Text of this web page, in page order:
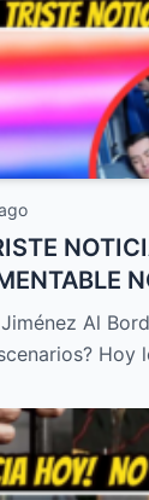
ÚLTIMA
Al
Hoy